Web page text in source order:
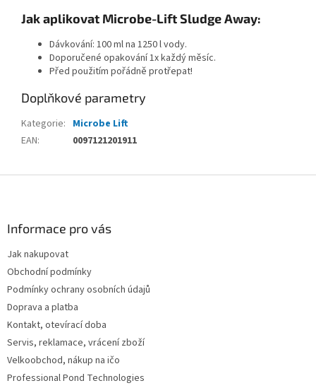
Jak aplikovat Microbe-Lift Sludge Away:
Dávkování: 100 ml na 1250 l vody.
Doporučené opakování 1x každý měsíc.
Před použitím pořádně protřepat!
Doplňkové parametry
Kategorie: Microbe Lift
EAN: 0097121201911
Informace pro vás
Jak nakupovat
Obchodní podmínky
Podmínky ochrany osobních údajů
Doprava a platba
Kontakt, otevírací doba
Servis, reklamace, vrácení zboží
Velkoobchod, nákup na ičo
Professional Pond Technologies